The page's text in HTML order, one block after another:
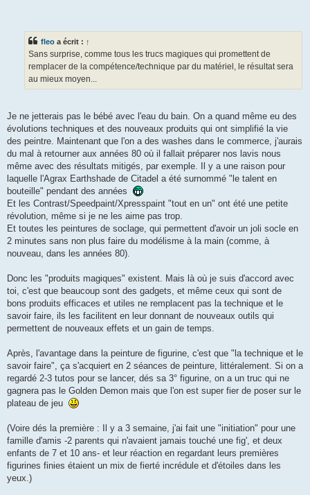
fleo a écrit : ↑
Sans surprise, comme tous les trucs magiques qui promettent de
remplacer de la compétence/technique par du matériel, le résultat sera
au mieux moyen...
Je ne jetterais pas le bébé avec l'eau du bain. On a quand même eu des
évolutions techniques et des nouveaux produits qui ont simplifié la vie
des peintre. Maintenant que l'on a des washes dans le commerce, j'aurais
du mal à retourner aux années 80 où il fallait préparer nos lavis nous
même avec des résultats mitigés, par exemple. Il y a une raison pour
laquelle l'Agrax Earthshade de Citadel a été surnommé "le talent en
bouteille" pendant des années
Et les Contrast/Speedpaint/Xpresspaint "tout en un" ont été une petite
révolution, même si je ne les aime pas trop.
Et toutes les peintures de soclage, qui permettent d'avoir un joli socle en
2 minutes sans non plus faire du modélisme à la main (comme, à
nouveau, dans les années 80).
Donc les "produits magiques" existent. Mais là où je suis d'accord avec
toi, c'est que beaucoup sont des gadgets, et même ceux qui sont de
bons produits efficaces et utiles ne remplacent pas la technique et le
savoir faire, ils les facilitent en leur donnant de nouveaux outils qui
permettent de nouveaux effets et un gain de temps.
Après, l'avantage dans la peinture de figurine, c'est que "la technique et le
savoir faire", ça s'acquiert en 2 séances de peinture, littéralement. Si on a
regardé 2-3 tutos pour se lancer, dés sa 3° figurine, on a un truc qui ne
gagnera pas le Golden Demon mais que l'on est super fier de poser sur le
plateau de jeu
(Voire dés la première : Il y a 3 semaine, j'ai fait une "initiation" pour une
famille d'amis -2 parents qui n'avaient jamais touché une fig', et deux
enfants de 7 et 10 ans- et leur réaction en regardant leurs premières
figurines finies étaient un mix de fierté incrédule et d'étoiles dans les
yeux.)